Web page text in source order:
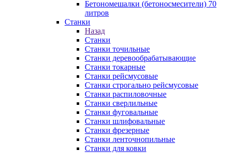
Бетономешалки (бетоносмесители) 70
литров
Станки
Назад
Станки
Станки точильные
Станки деревообрабатывающие
Станки токарные
Станки рейсмусовые
Станки строгально рейсмусовые
Станки распиловочные
Станки сверлильные
Станки фуговальные
Станки шлифовальные
Станки фрезерные
Станки ленточнопильные
Станки для ковки